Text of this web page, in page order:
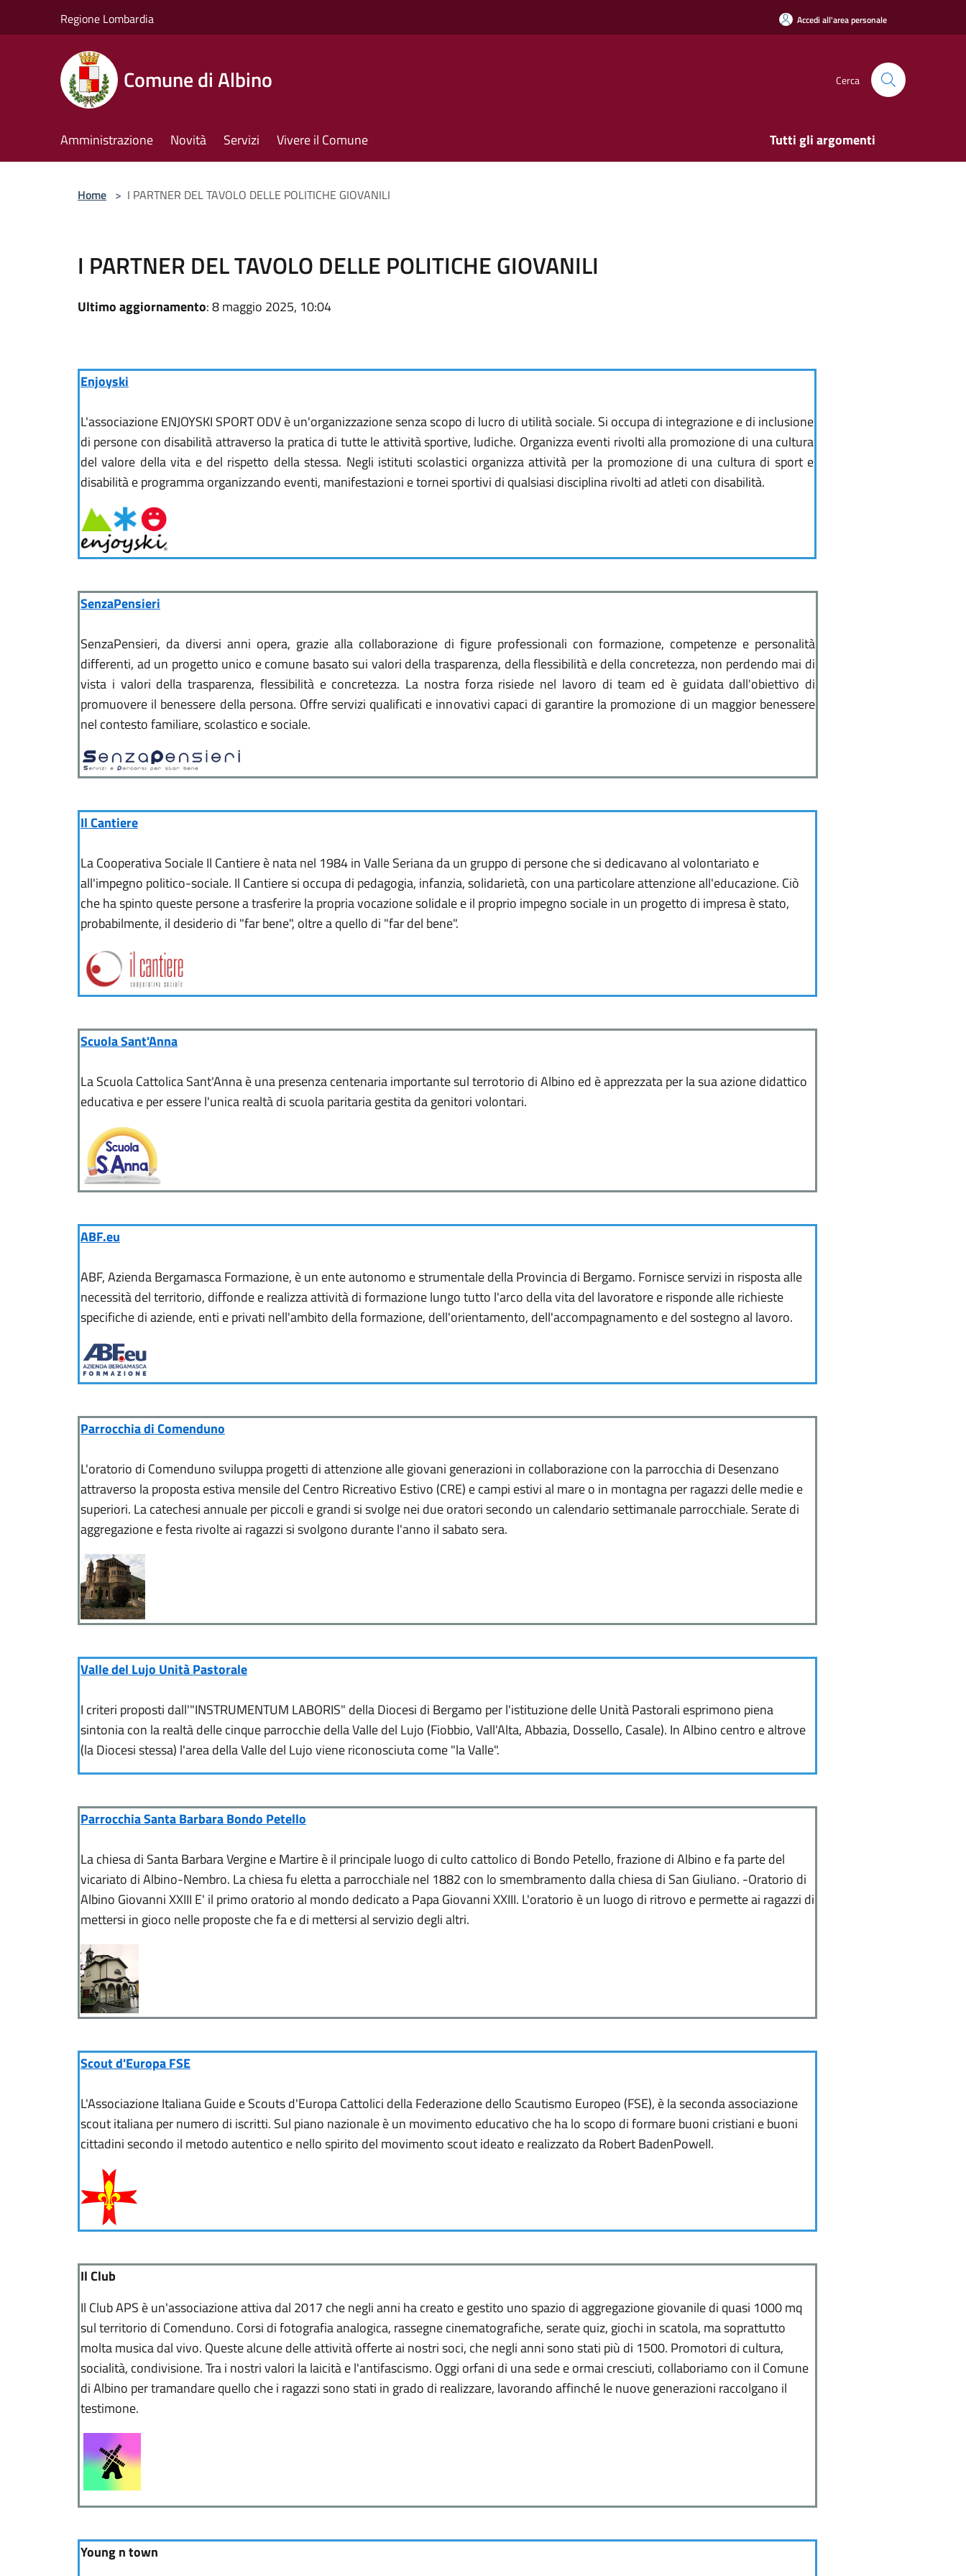
Regione Lombardia Accedi all'area personale
Comune di Albino Cerca
Amministrazione Novità Servizi Vivere il Comune Tutti gli argomenti
Home > I PARTNER DEL TAVOLO DELLE POLITICHE GIOVANILI
I PARTNER DEL TAVOLO DELLE POLITICHE GIOVANILI
Ultimo aggiornamento: 8 maggio 2025, 10:04
Enjoyski
L'associazione ENJOYSKI SPORT ODV è un'organizzazione senza scopo di lucro di utilità sociale. Si occupa di integrazione e di inclusione
di persone con disabilità attraverso la pratica di tutte le attività sportive, ludiche. Organizza eventi rivolti alla promozione di una cultura
del valore della vita e del rispetto della stessa. Negli istituti scolastici organizza attività per la promozione di una cultura di sport e
disabilità e programma organizzando eventi, manifestazioni e tornei sportivi di qualsiasi disciplina rivolti ad atleti con disabilità.
SenzaPensieri
SenzaPensieri, da diversi anni opera, grazie alla collaborazione di figure professionali con formazione, competenze e personalità
differenti, ad un progetto unico e comune basato sui valori della trasparenza, della flessibilità e della concretezza, non perdendo mai di
vista i valori della trasparenza, flessibilità e concretezza. La nostra forza risiede nel lavoro di team ed è guidata dall'obiettivo di
promuovere il benessere della persona. Offre servizi qualificati e innovativi capaci di garantire la promozione di un maggior benessere
nel contesto familiare, scolastico e sociale.
Il Cantiere
La Cooperativa Sociale Il Cantiere è nata nel 1984 in Valle Seriana da un gruppo di persone che si dedicavano al volontariato e
all'impegno politico-sociale. Il Cantiere si occupa di pedagogia, infanzia, solidarietà, con una particolare attenzione all'educazione. Ciò
che ha spinto queste persone a trasferire la propria vocazione solidale e il proprio impegno sociale in un progetto di impresa è stato,
probabilmente, il desiderio di "far bene", oltre a quello di "far del bene".
Scuola Sant'Anna
La Scuola Cattolica Sant'Anna è una presenza centenaria importante sul terrotorio di Albino ed è apprezzata per la sua azione didattico
educativa e per essere l'unica realtà di scuola paritaria gestita da genitori volontari.
ABF.eu
ABF, Azienda Bergamasca Formazione, è un ente autonomo e strumentale della Provincia di Bergamo. Fornisce servizi in risposta alle
necessità del territorio, diffonde e realizza attività di formazione lungo tutto l'arco della vita del lavoratore e risponde alle richieste
specifiche di aziende, enti e privati nell'ambito della formazione, dell'orientamento, dell'accompagnamento e del sostegno al lavoro.
Parrocchia di Comenduno
L'oratorio di Comenduno sviluppa progetti di attenzione alle giovani generazioni in collaborazione con la parrocchia di Desenzano
attraverso la proposta estiva mensile del Centro Ricreativo Estivo (CRE) e campi estivi al mare o in montagna per ragazzi delle medie e
superiori. La catechesi annuale per piccoli e grandi si svolge nei due oratori secondo un calendario settimanale parrocchiale. Serate di
aggregazione e festa rivolte ai ragazzi si svolgono durante l'anno il sabato sera.
Valle del Lujo Unità Pastorale
I criteri proposti dall'"INSTRUMENTUM LABORIS" della Diocesi di Bergamo per l'istituzione delle Unità Pastorali esprimono piena
sintonia con la realtà delle cinque parrocchie della Valle del Lujo (Fiobbio, Vall'Alta, Abbazia, Dossello, Casale). In Albino centro e altrove
(la Diocesi stessa) l'area della Valle del Lujo viene riconosciuta come "la Valle".
Parrocchia Santa Barbara Bondo Petello
La chiesa di Santa Barbara Vergine e Martire è il principale luogo di culto cattolico di Bondo Petello, frazione di Albino e fa parte del
vicariato di Albino-Nembro. La chiesa fu eletta a parrocchiale nel 1882 con lo smembramento dalla chiesa di San Giuliano. -Oratorio di
Albino Giovanni XXIII E' il primo oratorio al mondo dedicato a Papa Giovanni XXIII. L'oratorio è un luogo di ritrovo e permette ai ragazzi di
mettersi in gioco nelle proposte che fa e di mettersi al servizio degli altri.
Scout d'Europa FSE
L'Associazione Italiana Guide e Scouts d'Europa Cattolici della Federazione dello Scautismo Europeo (FSE), è la seconda associazione
scout italiana per numero di iscritti. Sul piano nazionale è un movimento educativo che ha lo scopo di formare buoni cristiani e buoni
cittadini secondo il metodo autentico e nello spirito del movimento scout ideato e realizzato da Robert BadenPowell.
Il Club
Il Club APS è un'associazione attiva dal 2017 che negli anni ha creato e gestito uno spazio di aggregazione giovanile di quasi 1000 mq
sul territorio di Comenduno. Corsi di fotografia analogica, rassegne cinematografiche, serate quiz, giochi in scatola, ma soprattutto
molta musica dal vivo. Queste alcune delle attività offerte ai nostri soci, che negli anni sono stati più di 1500. Promotori di cultura,
socialità, condivisione. Tra i nostri valori la laicità e l'antifascismo. Oggi orfani di una sede e ormai cresciuti, collaboriamo con il Comune
di Albino per tramandare quello che i ragazzi sono stati in grado di realizzare, lavorando affinché le nuove generazioni raccolgano il
testimone.
Young n town